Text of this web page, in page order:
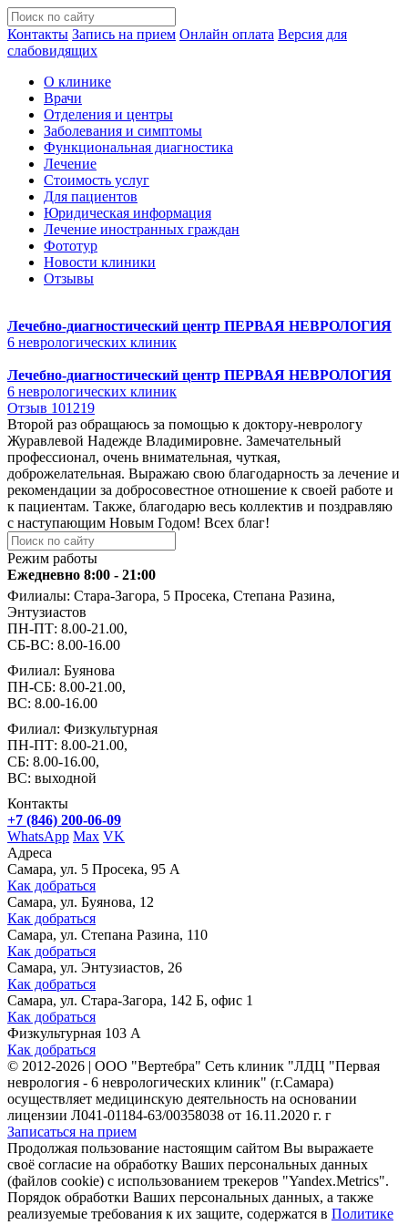
Контакты Запись на прием Онлайн оплата Версия для
слабовидящих
О клинике
Врачи
Отделения и центры
Заболевания и симптомы
Функциональная диагностика
Лечение
Стоимость услуг
Для пациентов
Юридическая информация
Лечение иностранных граждан
Фототур
Новости клиники
Отзывы
Лечебно-диагностический центр ПЕРВАЯ НЕВРОЛОГИЯ
6 неврологических клиник
Лечебно-диагностический центр ПЕРВАЯ НЕВРОЛОГИЯ
6 неврологических клиник
Отзыв 101219
Второй раз обращаюсь за помощью к доктору-неврологу
Журавлевой Надежде Владимировне. Замечательный
профессионал, очень внимательная, чуткая,
доброжелательная. Выражаю свою благодарность за лечение и
рекомендации за добросовестное отношение к своей работе и
к пациентам. Также, благодарю весь коллектив и поздравляю
с наступающим Новым Годом! Всех благ!
Режим работы
Ежедневно 8:00 - 21:00
Филиалы: Стара-Загора, 5 Просека, Степана Разина,
Энтузиастов
ПН-ПТ: 8.00-21.00,
СБ-ВС: 8.00-16.00
Филиал: Буянова
ПН-СБ: 8.00-21.00,
ВС: 8.00-16.00
Филиал: Физкультурная
ПН-ПТ: 8.00-21.00,
СБ: 8.00-16.00,
ВС: выходной
Контакты
+7 (846) 200-06-09
WhatsApp Max VK
Адреса
Самара, ул. 5 Просека, 95 А
Как добраться
Самара, ул. Буянова, 12
Как добраться
Самара, ул. Степана Разина, 110
Как добраться
Самара, ул. Энтузиастов, 26
Как добраться
Самара, ул. Стара-Загора, 142 Б, офис 1
Как добраться
Физкультурная 103 А
Как добраться
© 2012-2026 | ООО "Вертебра" Сеть клиник "ЛДЦ "Первая
неврология - 6 неврологических клиник" (г.Самара)
осуществляет медицинскую деятельность на основании
лицензии Л041-01184-63/00358038 от 16.11.2020 г. г
Записаться на прием
Продолжая пользование настоящим сайтом Вы выражаете
своё согласие на обработку Ваших персональных данных
(файлов cookie) с использованием трекеров "Yandex.Metrics".
Порядок обработки Ваших персональных данных, а также
реализуемые требования к их защите, содержатся в Политике